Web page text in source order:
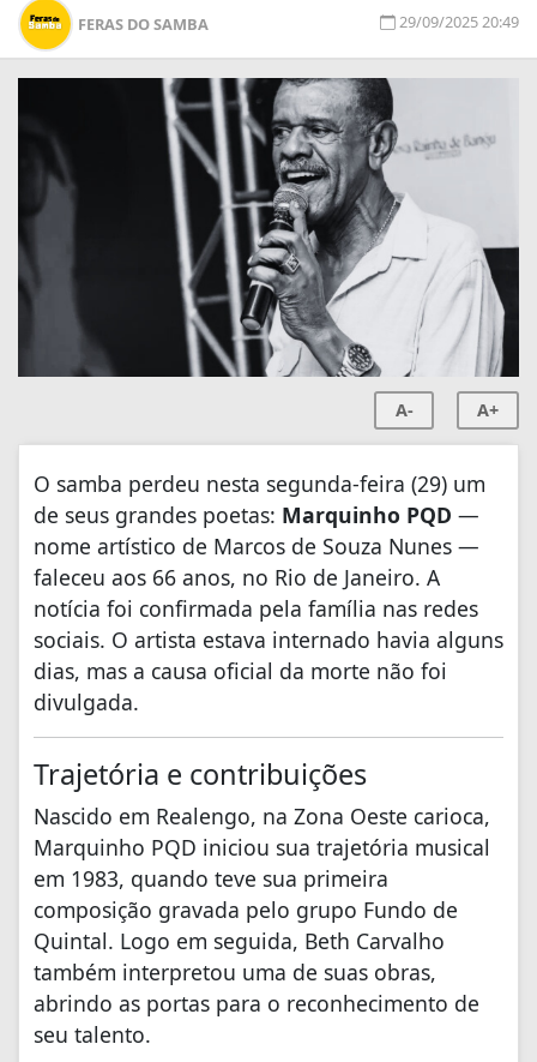
FERAS DO SAMBA 29/09/2025 20:49
A- A+
O samba perdeu nesta segunda-feira (29) um
de seus grandes poetas: Marquinho PQD —
nome artístico de Marcos de Souza Nunes —
faleceu aos 66 anos, no Rio de Janeiro. A
notícia foi confirmada pela família nas redes
sociais. O artista estava internado havia alguns
dias, mas a causa oficial da morte não foi
divulgada.
Trajetória e contribuições
Nascido em Realengo, na Zona Oeste carioca,
Marquinho PQD iniciou sua trajetória musical
em 1983, quando teve sua primeira
composição gravada pelo grupo Fundo de
Quintal. Logo em seguida, Beth Carvalho
também interpretou uma de suas obras,
abrindo as portas para o reconhecimento de
seu talento.